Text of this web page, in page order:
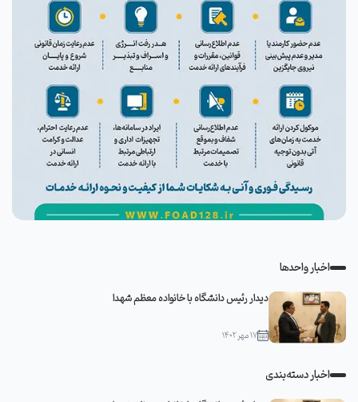
اخبار واحدها
دیدار رئیس دانشگاه با خانواده معظم شهدا
۱۷ مهر ۱۴۰۲
اخبار دسته‌بندی